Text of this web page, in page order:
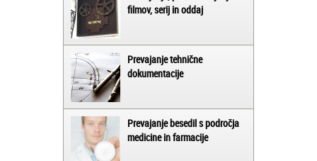
filmov, serij in oddaj
Prevajanje tehnične
dokumentacije
Prevajanje besedil s področja
medicine in farmacije